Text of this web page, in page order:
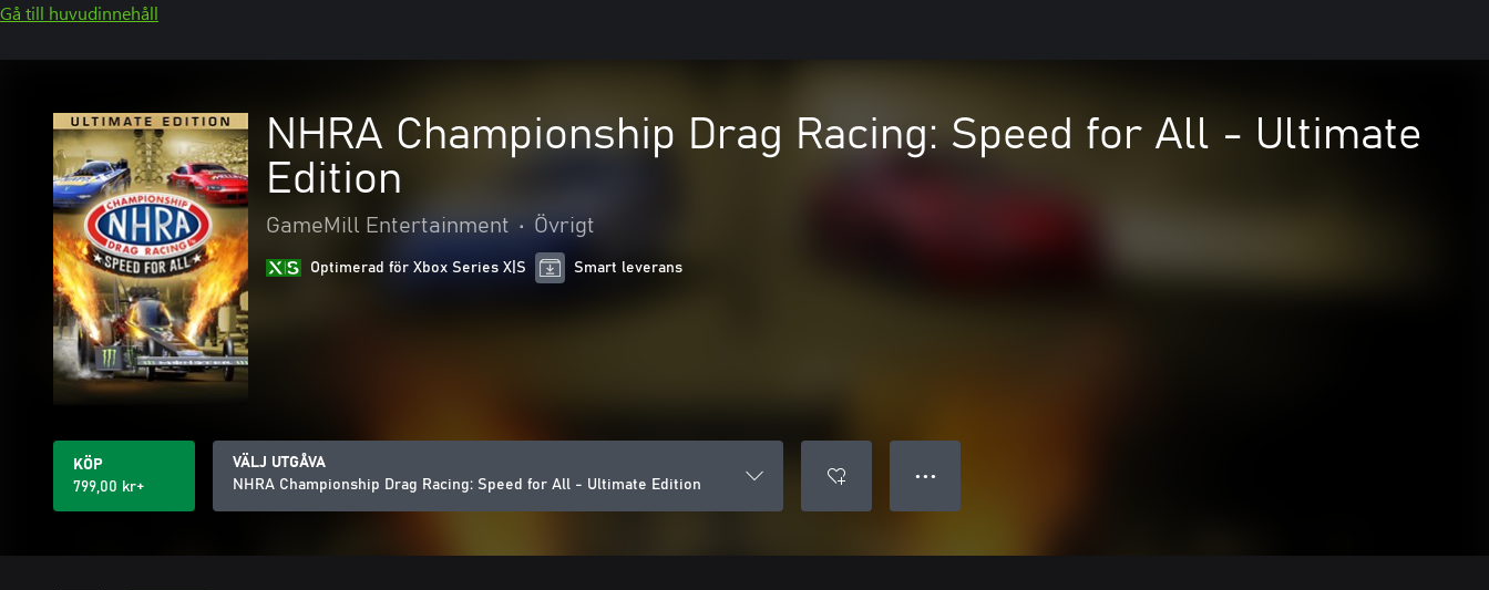
Gå till huvudinnehåll
NHRA Championship Drag Racing: Speed for All - Ultimate
Edition
GameMill Entertainment • Övrigt
Optimerad för Xbox Series X|S Smart leverans
KÖP
799,00 kr+
VÄLJ UTGÅVA
NHRA Championship Drag Racing: Speed for All - Ultimate Edition
● ● ●